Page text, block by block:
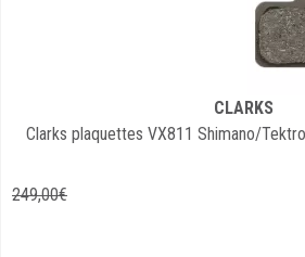
CLARKS
Clarks plaquettes VX811 Shimano/
249,00€